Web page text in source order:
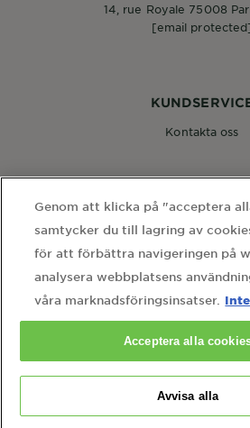
webbkarta
cookie-inställningar
kontakta
Country
Kontakta oss
14, rue Royale 75008
[email
Genom att klicka på "acceptera
samtycker du till lagring av
för att förbättra navigeringen på
analysera webbplatsens
våra marknadsföringsinsatser.
Avvisa alla
Acceptera alla